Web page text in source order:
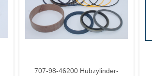
707-98-46200 Hubzylinder-